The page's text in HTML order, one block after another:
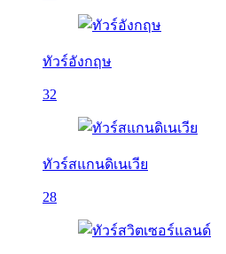
ทัวร์อังกฤษ
32
ทัวร์สแกนดิเนเวีย
28